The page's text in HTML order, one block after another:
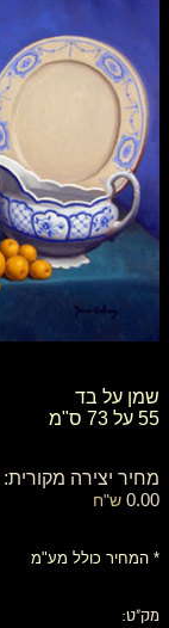
שמן על בד
55 על 73 ס"מ
מחיר יצירה מקורית:
0.00 ש"ח
* המחיר כולל מע"מ
מק"ט: